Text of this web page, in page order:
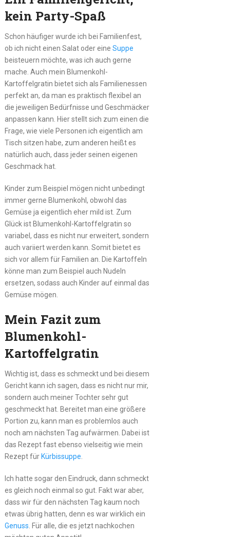
kein Party-Spaß
Schon häufiger wurde ich bei Familienfest,
ob ich nicht einen Salat oder eine Suppe
beisteuern möchte, was ich auch gerne
mache. Auch mein Blumenkohl-
Kartoffelgratin bietet sich als Familienessen
perfekt an, da man es praktisch flexibel an
die jeweiligen Bedürfnisse und Geschmäcker
anpassen kann. Hier stellt sich zum einen die
Frage, wie viele Personen ich eigentlich am
Tisch sitzen habe, zum anderen heißt es
natürlich auch, dass jeder seinen eigenen
Geschmack hat.
Kinder zum Beispiel mögen nicht unbedingt
immer gerne Blumenkohl, obwohl das
Gemüse ja eigentlich eher mild ist. Zum
Glück ist Blumenkohl-Kartoffelgratin so
variabel, dass es nicht nur erweitert, sondern
auch variiert werden kann. Somit bietet es
sich vor allem für Familien an. Die Kartoffeln
könne man zum Beispiel auch Nudeln
ersetzen, sodass auch Kinder auf einmal das
Gemüse mögen.
Mein Fazit zum
Blumenkohl-
Kartoffelgratin
Wichtig ist, dass es schmeckt und bei diesem
Gericht kann ich sagen, dass es nicht nur mir,
sondern auch meiner Tochter sehr gut
geschmeckt hat. Bereitet man eine größere
Portion zu, kann man es problemlos auch
noch am nächsten Tag aufwärmen. Dabei ist
das Rezept fast ebenso vielseitig wie mein
Rezept für Kürbissuppe
Ich hatte sogar den Eindruck, dann schmeckt
es gleich noch einmal so gut. Fakt war aber,
dass wir für den nächsten Tag kaum noch
etwas übrig hatten, denn es war wirklich ein
Genuss . Für alle, die es jetzt nachkochen